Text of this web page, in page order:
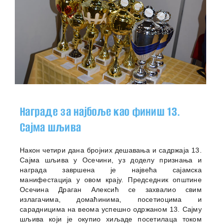
Награде за најбоље као финиш 13.
Сајма шљива
Након четири дана бројних дешавања и садржаја 13.
Сајма шљива у Осечини, уз доделу признања и
награда завршена је највећа сајамска
манифестација у овом крају. Председник општине
Осечина Драган Алексић се захвалио свим
излагачима, домаћинима, посетиоцима и
сарадницима на веома успешно одржаном 13. Сајму
шљива који је окупио хиљаде посетилаца током